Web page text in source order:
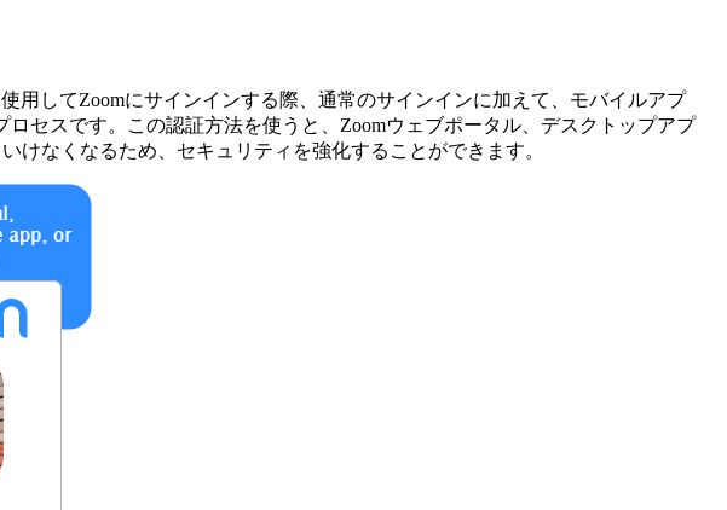
用してZoomにサインインする際、通常のサインインに加えて、モバイルアプ
セスです。この認証方法を使うと、Zoomウェブポータル、デスクトップアプ
けなくなるため、セキュリティを強化することができます。